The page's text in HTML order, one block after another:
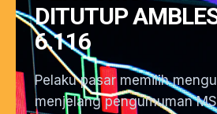
DITUTUP
6.116
Pelaku pasar memilih
menjelang pengumuman